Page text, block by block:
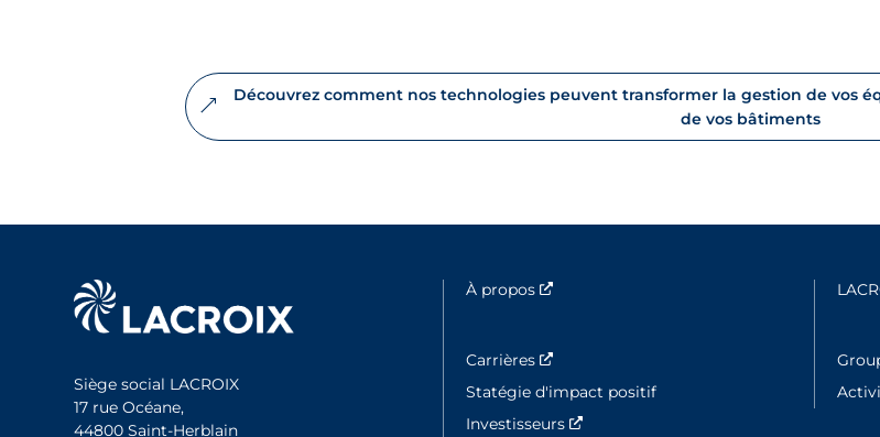
Découvrez comment nos technologies peuvent transformer la gestion de vos
de vos bâtiments
Siège social LACROIX
17 rue Océane,
44800 Saint-Herblain
À propos
Carrières
Statégie d'impact positif
Investisseurs